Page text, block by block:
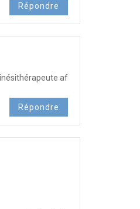
Répondre
af
Répondre